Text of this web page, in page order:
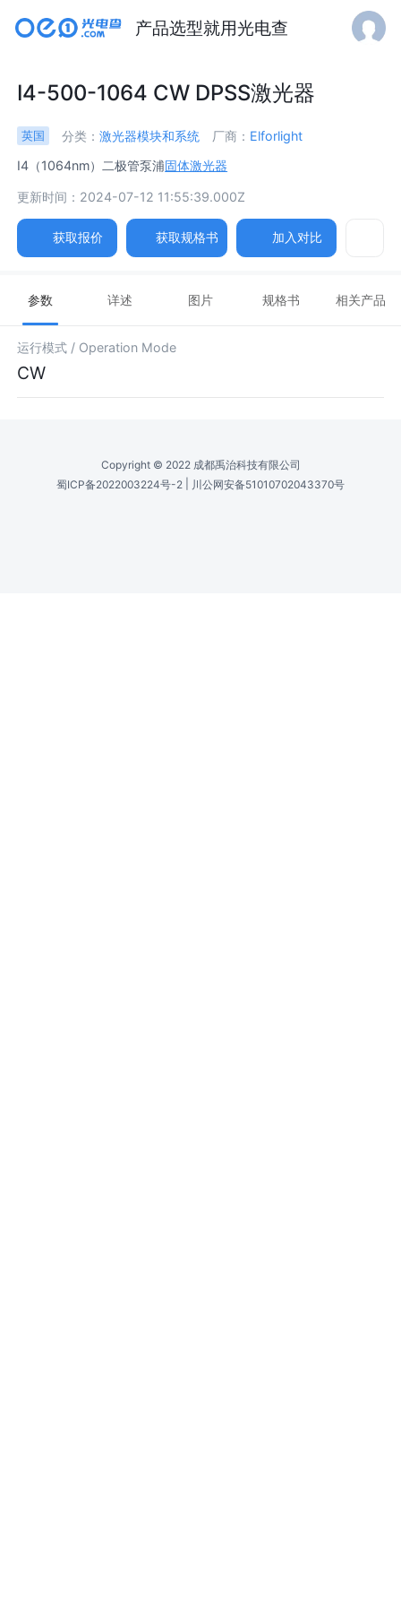
产品选型就用光电查
I4-500-1064 CW DPSS激光器
英国 分类： 激光器模块和系统 厂商： Elforlight
I4（1064nm）二极管泵浦固体激光器
更新时间：2024-07-12 11:55:39.000Z
获取报价 获取规格书 加入对比
参数 详述 图片 规格书 相关产品
运行模式 / Operation Mode
CW
Copyright © 2022 成都禹治科技有限公司
蜀ICP备2022003224号-2
川公网安备51010702043370号